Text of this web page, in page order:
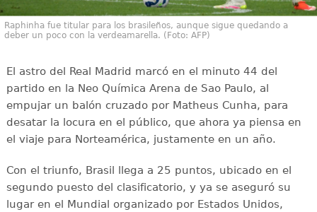
Raphinha fue titular para los brasileños, aunque sigue quedando a
deber un poco con la verdeamarella. (Foto: AFP)
El astro del Real Madrid marcó en el minuto 44 del
partido en la Neo Química Arena de Sao Paulo, al
empujar un balón cruzado por Matheus Cunha, para
desatar la locura en el público, que ahora ya piensa en
el viaje para Norteamérica, justamente en un año.
Con el triunfo, Brasil llega a 25 puntos, ubicado en el
segundo puesto del clasificatorio, y ya se aseguró su
lugar en el Mundial organizado por Estados Unidos,